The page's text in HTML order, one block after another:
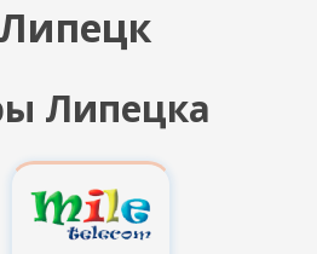
Липецка